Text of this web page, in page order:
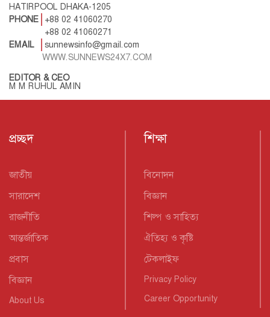
HATIRPOOL DHAKA-1205
PHONE
+88 02 41060270
+88 02 41060271
EMAIL
sunnewsinfo@gmail.com
WWW.SUNNEWS24X7.COM
EDITOR & CEO
M M RUHUL AMIN
প্রচ্ছদ
জাতীয়
সারাদেশ
রাজনীতি
আন্তর্জাতিক
প্রবাস
বিজ্ঞান
About Us
শিক্ষা
বিনোদন
বিজ্ঞান
শিল্প ও সাহিত্য
ঐতিহ্য ও কৃষ্টি
টেকলাইফ
Privacy Policy
Career Opportunity